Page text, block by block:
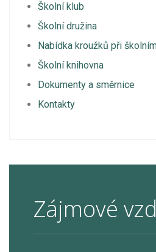
Zájmové
Školní klub
Školní družina
Nabídka kroužků při
Školní knihovna
Dokumenty a směrnice
Kontakty